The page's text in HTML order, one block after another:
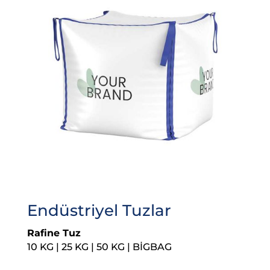
Endüstriyel Tuzlar
Rafine Tuz
10 KG | 25 KG | 50 KG | BİGBAG